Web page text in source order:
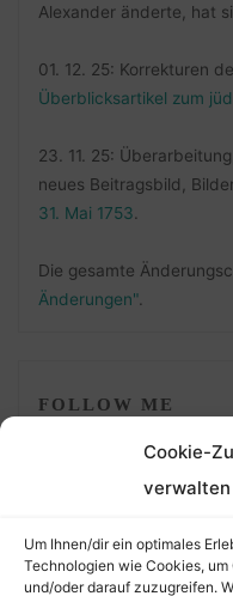
Cookie-
verwalten
Um Ihnen/dir ein optimales
Technologien wie Cookies,
und/oder darauf zuzugreifen.
Alexander änderte, hat
01. 12. 25: Korrekturen
Überblicksartikel zum
23. 11. 25:
neues Beitragsbild,
31. Mai 1753
Die gesamte
Änderungen".
FOLLOW ME